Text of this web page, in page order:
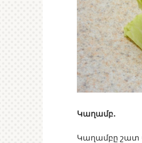
Կաղամբ․
Կաղամբը շատ